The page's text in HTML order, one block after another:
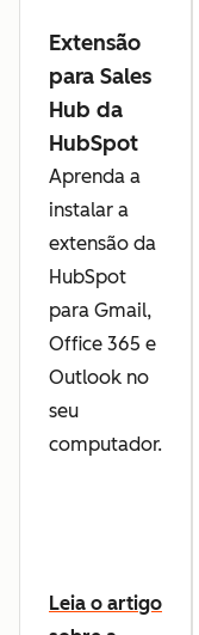
Extensão
para Sales
Hub da
HubSpot
Aprenda a
instalar a
extensão da
HubSpot
para Gmail,
Office 365 e
Outlook no
seu
computador.
Leia o artigo